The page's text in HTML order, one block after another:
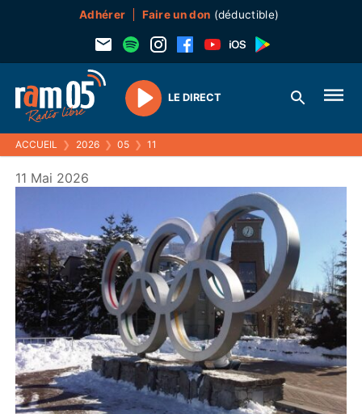
Adhérer Faire un don (déductible)
Play
LE DIRECT
ACCUEIL ❯ 2026 ❯ 05 ❯ 11
11 Mai 2026